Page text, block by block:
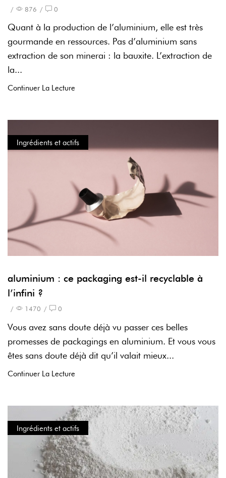
/ 876 / 0
Quant à la production de l’aluminium, elle est très
gourmande en ressources. Pas d’aluminium sans
extraction de son minerai : la bauxite. L’extraction de
la...
Continuer La Lecture
Ingrédients et actifs
aluminium : ce packaging est-il recyclable à
l’infini ?
/ 1470 / 0
Vous avez sans doute déjà vu passer ces belles
promesses de packagings en aluminium. Et vous vous
êtes sans doute déjà dit qu’il valait mieux...
Continuer La Lecture
Ingrédients et actifs